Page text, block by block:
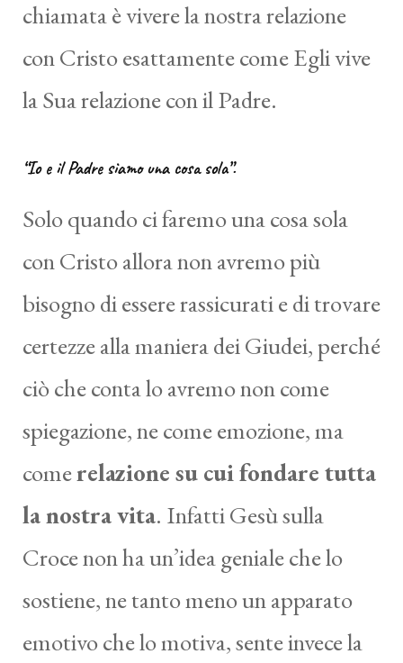
chiamata è vivere la nostra relazione
con Cristo esattamente come Egli vive
la Sua relazione con il Padre.
“Io e il Padre siamo una cosa sola”.
Solo quando ci faremo una cosa sola
con Cristo allora non avremo più
bisogno di essere rassicurati e di trovare
certezze alla maniera dei Giudei, perché
ciò che conta lo avremo non come
spiegazione, ne come emozione, ma
comerelazione su cui fondare tutta
la nostra vita. Infatti Gesù sulla
Croce non ha un’idea geniale che lo
sostiene, ne tanto meno un apparato
emotivo che lo motiva, sente invece la